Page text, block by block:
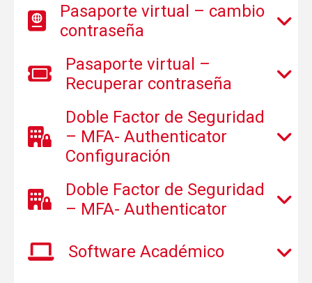
Pasaporte virtual – cambio
contraseña
Pasaporte virtual –
Recuperar contraseña
Doble Factor de Seguridad
– MFA- Authenticator
Configuración
Doble Factor de Seguridad
– MFA- Authenticator
Software Académico